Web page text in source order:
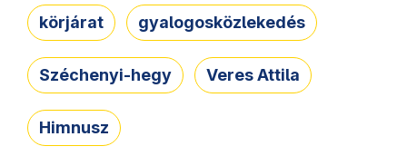
körjárat gyalogosközlekedés
Széchenyi-hegy Veres Attila
Himnusz